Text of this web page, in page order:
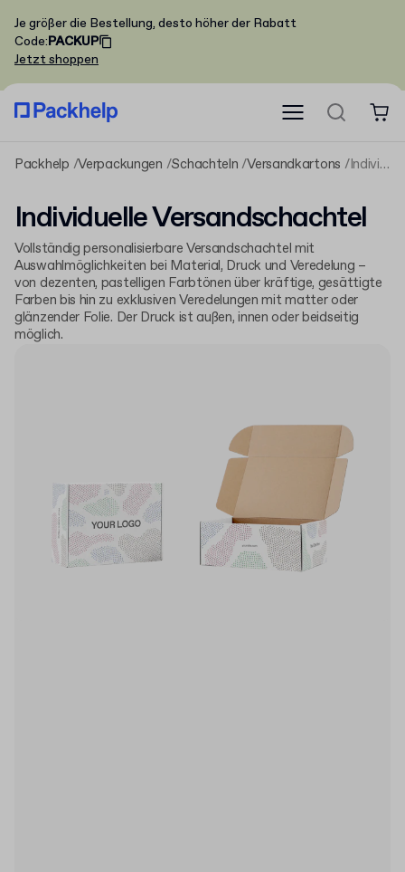
Je größer die Bestellung, desto höher der Rabatt
Code:PACKUP
Jetzt shoppen
Packhelp Verpackungen Schachteln Versandkartons Individuelle Versandschachtel
Individuelle Versandschachtel
Vollständig personalisierbare Versandschachtel mit
Auswahlmöglichkeiten bei Material, Druck und Veredelung –
von dezenten, pastelligen Farbtönen über kräftige, gesättigte
Farben bis hin zu exklusiven Veredelungen mit matter oder
glänzender Folie. Der Druck ist außen, innen oder beidseitig
möglich.